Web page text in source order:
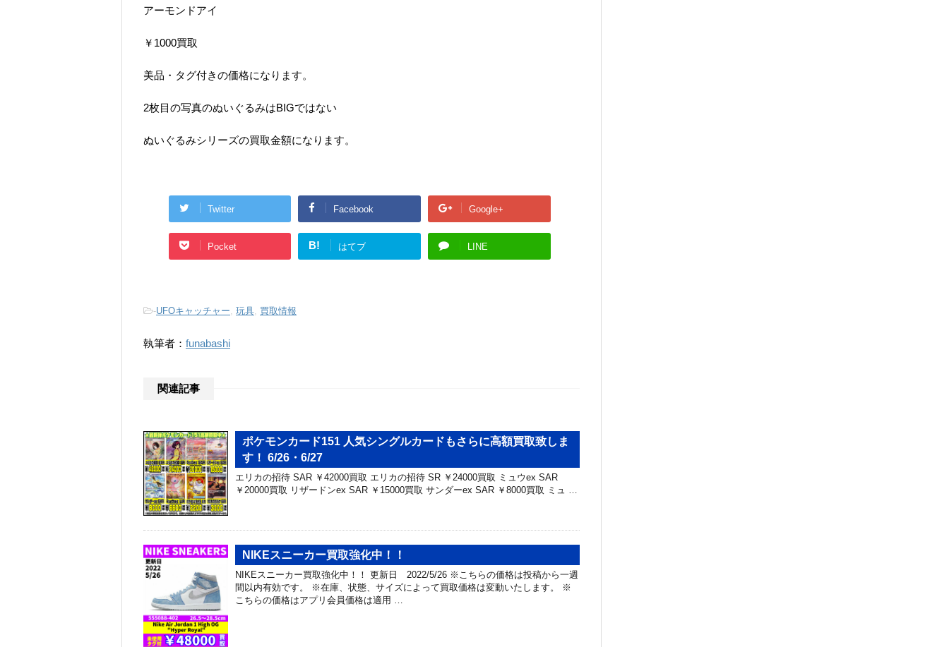
アーモンドアイ
￥1000買取
美品・タグ付きの価格になります。
2枚目の写真のぬいぐるみはBIGではない
ぬいぐるみシリーズの買取金額になります。
Twitter Facebook Google+
Pocket B! はてブ LINE
-UFOキャッチャー, 玩具, 買取情報
執筆者： funabashi
関連記事
ポケモンカード151 人気シングルカードもさらに高額買取致しま
す！ 6/26・6/27
エリカの招待 SAR ￥42000買取 エリカの招待 SR ￥24000買取 ミュウex SAR
￥20000買取 リザードンex SAR ￥15000買取 サンダーex SAR ￥8000買取 ミュ …
NIKEスニーカー買取強化中！！
NIKEスニーカー買取強化中！！ 更新日 2022/5/26 ※こちらの価格は投稿から一週
間以内有効です。 ※在庫、状態、サイズによって買取価格は変動いたします。 ※
こちらの価格はアプリ会員価格は適用 …